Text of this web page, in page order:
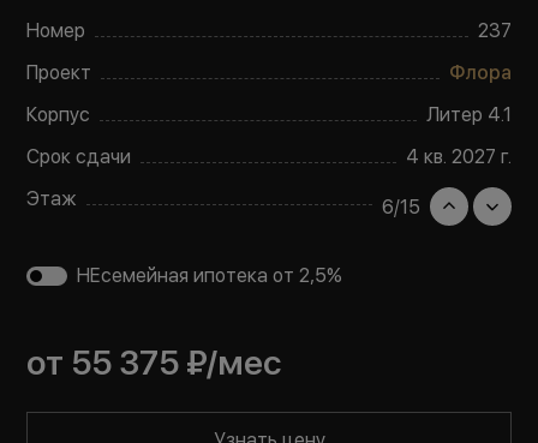
Номер
237
Проект
Флора
Корпус
Литер 4.1
Срок сдачи
4 кв. 2027 г.
Этаж
6/15
НЕсемейная ипотека от 2,5%
от 55 375 ₽/мес